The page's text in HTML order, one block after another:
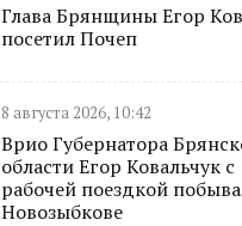
Глава Брянщины Егор
посетил Почеп
8 августа 2026, 10:42
Врио Губернатора
области Егор Ковальчук с
рабочей поездкой
Новозыбкове